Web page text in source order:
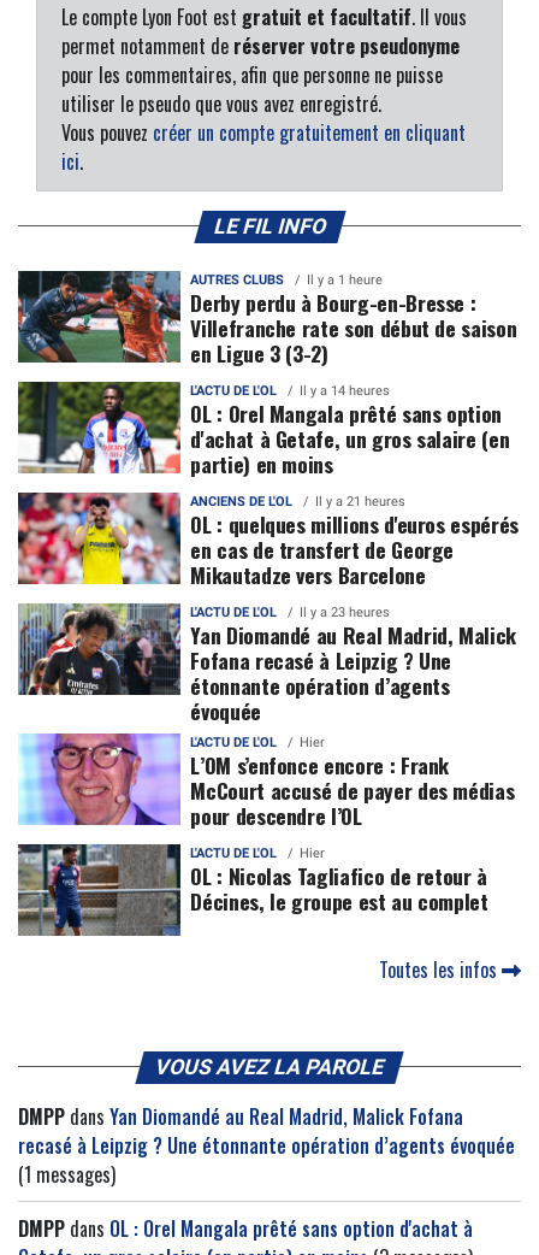
Le compte Lyon Foot est gratuit et facultatif. Il vous
permet notamment de réserver votre pseudonyme
pour les commentaires, afin que personne ne puisse
utiliser le pseudo que vous avez enregistré.
Vous pouvez créer un compte gratuitement en cliquant
ici.
LE FIL INFO
AUTRES CLUBS Il y a 1 heure
Derby perdu à Bourg-en-Bresse :
Villefranche rate son début de saison
en Ligue 3 (3-2)
L'ACTU DE L'OL Il y a 14 heures
OL : Orel Mangala prêté sans option
d'achat à Getafe, un gros salaire (en
partie) en moins
ANCIENS DE L'OL Il y a 21 heures
OL : quelques millions d'euros espérés
en cas de transfert de George
Mikautadze vers Barcelone
L'ACTU DE L'OL Il y a 23 heures
Yan Diomandé au Real Madrid, Malick
Fofana recasé à Leipzig ? Une
étonnante opération d’agents
évoquée
L'ACTU DE L'OL Hier
L’OM s’enfonce encore : Frank
McCourt accusé de payer des médias
pour descendre l’OL
L'ACTU DE L'OL Hier
OL : Nicolas Tagliafico de retour à
Décines, le groupe est au complet
Toutes les infos
VOUS AVEZ LA PAROLE
DMPP dans Yan Diomandé au Real Madrid, Malick Fofana
recasé à Leipzig ? Une étonnante opération d’agents évoquée
(1 messages)
DMPP dans OL : Orel Mangala prêté sans option d'achat à